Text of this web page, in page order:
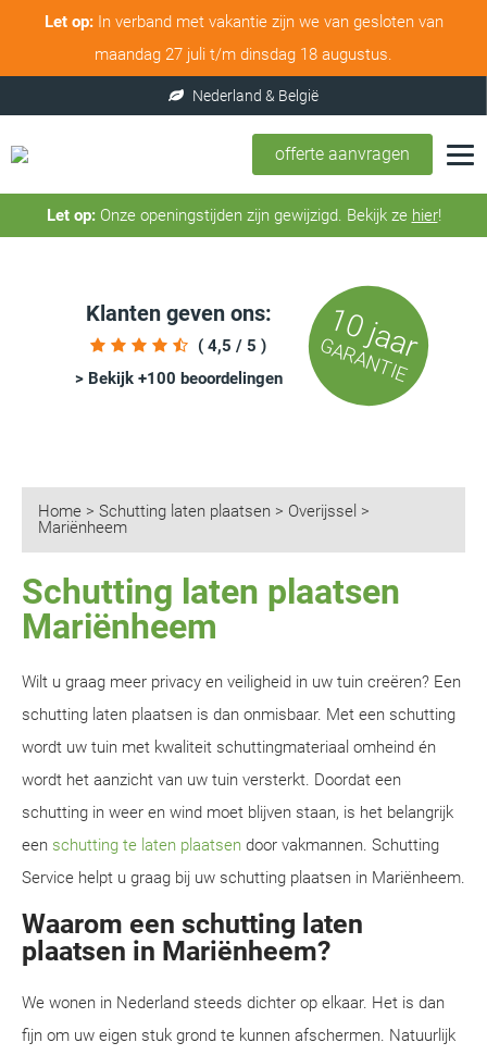
Let op:In verband met vakantie zijn we van gesloten van
maandag 27 juli t/m dinsdag 18 augustus.
offerte aanvragen
Let op:Onze openingstijden zijn gewijzigd. Bekijk ze hier!
Klanten geven ons:
( 4,5 / 5 )
> Bekijk +100 beoordelingen
10 jaar
GARANTIE
Home > Schutting laten plaatsen > Overijssel >
Mariënheem
Schutting laten plaatsen
Mariënheem
Wilt u graag meer privacy en veiligheid in uw tuin creëren? Een
schutting laten plaatsen is dan onmisbaar. Met een schutting
wordt uw tuin met kwaliteit schuttingmateriaal omheind én
wordt het aanzicht van uw tuin versterkt. Doordat een
schutting in weer en wind moet blijven staan, is het belangrijk
een schutting te laten plaatsen door vakmannen. Schutting
Service helpt u graag bij uw schutting plaatsen in Mariënheem.
Waarom een schutting laten
plaatsen in Mariënheem?
We wonen in Nederland steeds dichter op elkaar. Het is dan
fijn om uw eigen stuk grond te kunnen afschermen. Natuurlijk